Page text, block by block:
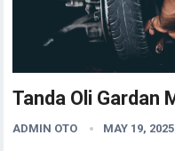
Tanda Oli Gardan
ADMIN OTO MAY 19, 2025